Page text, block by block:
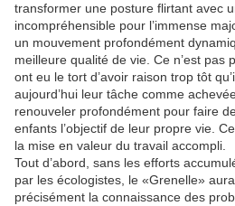
transformer une posture flirtant avec
incompréhensible pour l’immense
un mouvement profondément
meilleure qualité de vie. Ce n’est pas
ont eu le tort d’avoir raison trop tôt
aujourd’hui leur tâche comme
renouveler profondément pour faire
enfants l’objectif de leur propre vie.
la mise en valeur du travail accompli.
Tout d’abord, sans les efforts
par les écologistes, le «Grenelle»
précisément la connaissance des